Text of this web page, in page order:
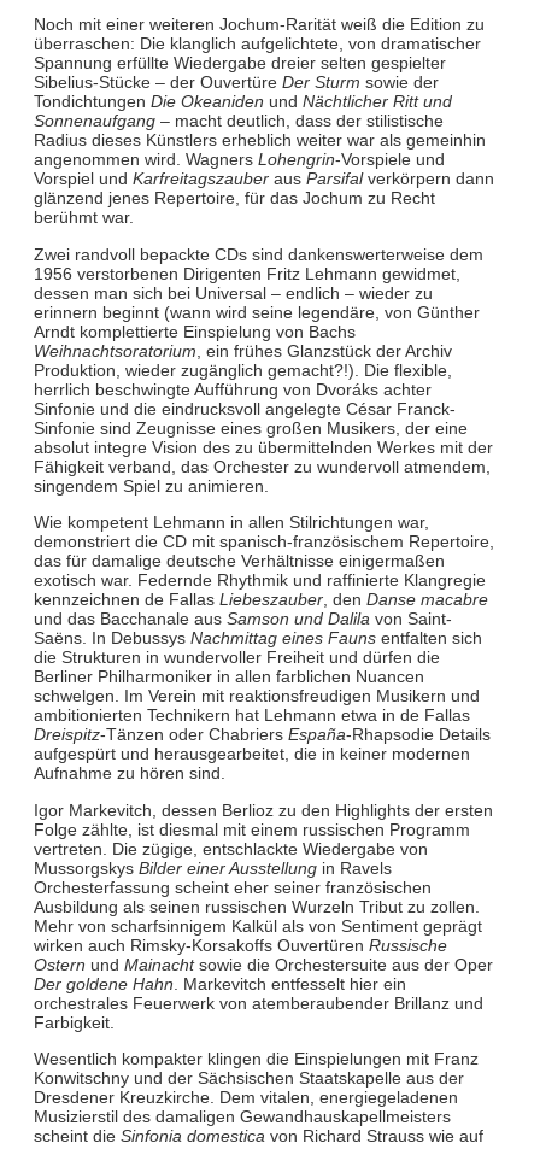
Noch mit einer weiteren Jochum-Rarität weiß die Edition zu
überraschen: Die klanglich aufgelichtete, von dramatischer
Spannung erfüllte Wiedergabe dreier selten gespielter
Sibelius-Stücke – der Ouvertüre Der Sturm sowie der
Tondichtungen Die Okeaniden und Nächtlicher Ritt und
Sonnenaufgang– macht deutlich, dass der stilistische
Radius dieses Künstlers erheblich weiter war als gemeinhin
angenommen wird. Wagners Lohengrin-Vorspiele und
Vorspiel und Karfreitagszauberaus Parsifalverkörpern dann
glänzend jenes Repertoire, für das Jochum zu Recht
berühmt war.
Zwei randvoll bepackte CDs sind dankenswerterweise dem
1956 verstorbenen Dirigenten Fritz Lehmann gewidmet,
dessen man sich bei Universal – endlich – wieder zu
erinnern beginnt (wann wird seine legendäre, von Günther
Arndt komplettierte Einspielung von Bachs
Weihnachtsoratorium , ein frühes Glanzstück der Archiv
Produktion, wieder zugänglich gemacht?!). Die flexible,
herrlich beschwingte Aufführung von Dvoráks achter
Sinfonie und die eindrucksvoll angelegte César Franck-
Sinfonie sind Zeugnisse eines großen Musikers, der eine
absolut integre Vision des zu übermittelnden Werkes mit der
Fähigkeit verband, das Orchester zu wundervoll atmendem,
singendem Spiel zu animieren.
Wie kompetent Lehmann in allen Stilrichtungen war,
demonstriert die CD mit spanisch-französischem Repertoire,
das für damalige deutsche Verhältnisse einigermaßen
exotisch war. Federnde Rhythmik und raffinierte Klangregie
kennzeichnen de Fallas Liebeszauber, den Danse macabre
und das Bacchanale aus Samson und Dalilavon Saint-
Saëns. In Debussys Nachmittag eines Faunsentfalten sich
die Strukturen in wundervoller Freiheit und dürfen die
Berliner Philharmoniker in allen farblichen Nuancen
schwelgen. Im Verein mit reaktionsfreudigen Musikern und
ambitionierten Technikern hat Lehmann etwa in de Fallas
Dreispitz-Tänzen oder Chabriers España-Rhapsodie Details
aufgespürt und herausgearbeitet, die in keiner modernen
Aufnahme zu hören sind.
Igor Markevitch, dessen Berlioz zu den Highlights der ersten
Folge zählte, ist diesmal mit einem russischen Programm
vertreten. Die zügige, entschlackte Wiedergabe von
Mussorgskys Bilder einer Ausstellungin Ravels
Orchesterfassung scheint eher seiner französischen
Ausbildung als seinen russischen Wurzeln Tribut zu zollen.
Mehr von scharfsinnigem Kalkül als von Sentiment geprägt
wirken auch Rimsky-Korsakoffs Ouvertüren Russische
Ostern und Mainachtsowie die Orchestersuite aus der Oper
Der goldene Hahn . Markevitch entfesselt hier ein
orchestrales Feuerwerk von atemberaubender Brillanz und
Farbigkeit.
Wesentlich kompakter klingen die Einspielungen mit Franz
Konwitschny und der Sächsischen Staatskapelle aus der
Dresdener Kreuzkirche. Dem vitalen, energiegeladenen
Musizierstil des damaligen Gewandhauskapellmeisters
scheint die Sinfonia domestica von Richard Strauss wie auf